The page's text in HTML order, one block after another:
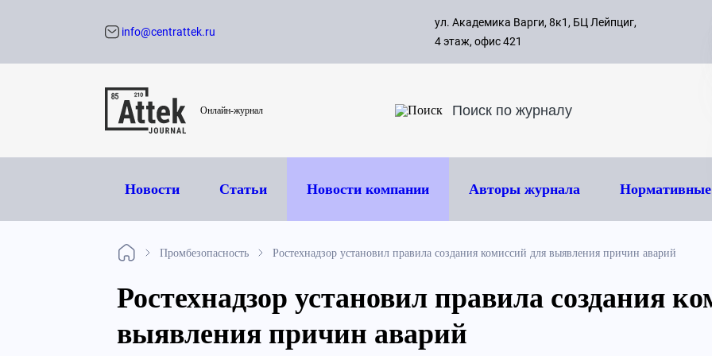
с 09:00
8 495
info@centrattek.ru
ул. Академика Варги, 8к1, БЦ Лейпциг,
4 этаж, офис 421
Онлайн-журнал
Новости Статьи Новости компании Авторы журнала
Промбезопасность Ростехнадзор установил правила создания комиссий для выявления причин аварий
Ростехнадзор установил правила создания
выявления причин аварий